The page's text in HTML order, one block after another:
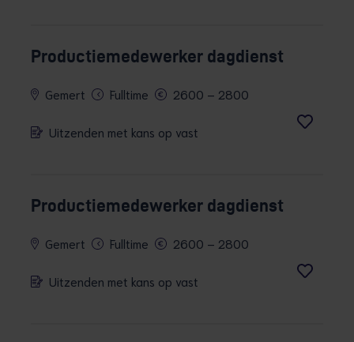
Productiemedewerker dagdienst
Gemert Fulltime 2600 – 2800
Uitzenden met kans op vast
Productiemedewerker dagdienst
Gemert Fulltime 2600 – 2800
Uitzenden met kans op vast